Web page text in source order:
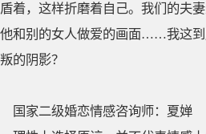
盾着，这样折磨着自己。我们的夫
他和别的女人做爱的画面……我这到
叛的阴影？
国家二级婚恋情感咨询师：夏婵